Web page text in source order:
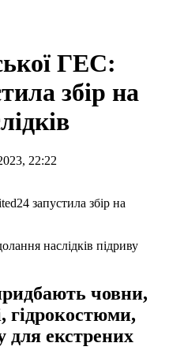
ГЕС:
збір на
22:22
наслідків підриву
човни,
гідрокостюми,
для екстрених